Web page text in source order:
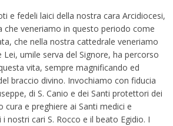
e fedeli laici della nostra cara Arcidiocesi,
che veneriamo in questo periodo come
che nella nostra cattedrale veneriamo
Lei, umile serva del Signore, ha percorso
vita, sempre magnificando ed
braccio divino. Invochiamo con fiducia
di S. Canio e dei Santi protettori dei
cura e preghiere ai Santi medici e
nostri cari S. Rocco e il beato Egidio. I